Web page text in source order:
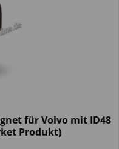
für Volvo mit ID48
Produkt)